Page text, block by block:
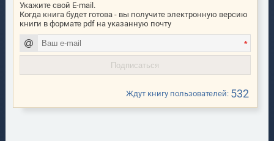
Укажите свой E-mail.
Когда книга будет готова - вы получите электронную версию
книги в формате pdf на указанную почту
*
Ждут книгу пользователей: 532